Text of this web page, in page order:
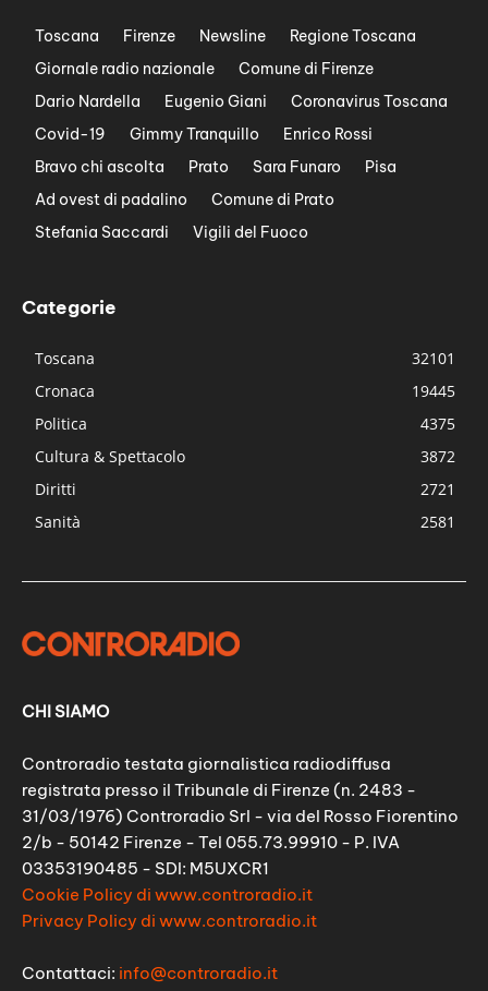
Toscana Firenze Newsline
Regione Toscana
Giornale radio nazionale
Comune di Firenze
Dario Nardella
Eugenio Giani
Coronavirus Toscana
Covid-19
Gimmy Tranquillo
Enrico Rossi
Bravo chi ascolta
Prato Sara Funaro
Pisa
Ad ovest di padalino
Comune di Prato
Stefania Saccardi
Vigili del Fuoco
Categorie
Toscana
32101
Cronaca
19445
Politica
4375
Cultura & Spettacolo
3872
Diritti
2721
Sanità
2581
CHI SIAMO
Controradio testata giornalistica radiodiffusa
registrata presso il Tribunale di Firenze (n. 2483 -
31/03/1976) Controradio Srl - via del Rosso Fiorentino
2/b - 50142 Firenze - Tel 055.73.99910 - P. IVA
03353190485 - SDI: M5UXCR1
Cookie Policy di www.controradio.it
Privacy Policy di www.controradio.it
Contattaci: info@controradio.it